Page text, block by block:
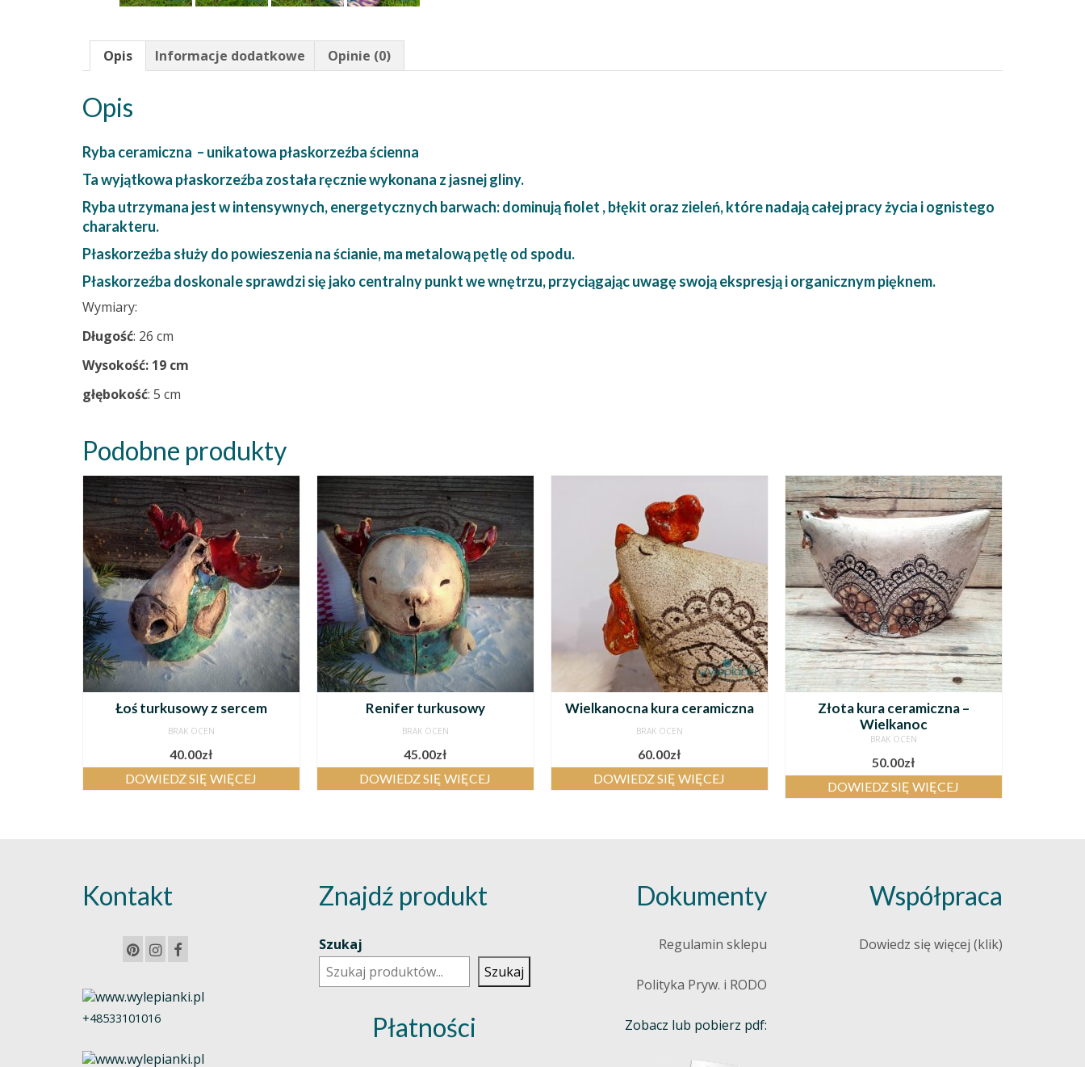
Opis Informacje dodatkowe Opinie (0)
Opis
Ryba ceramiczna – unikatowa płaskorzeźba ścienna
Ta wyjątkowa płaskorzeźba została ręcznie wykonana z jasnej gliny.
Ryba utrzymana jest w intensywnych, energetycznych barwach: dominują fiolet , błękit oraz zieleń, które nadają całej pracy życia i ognistego
charakteru.
Płaskorzeźba służy do powieszenia na ścianie, ma metalową pętlę od spodu.
Płaskorzeźba doskonale sprawdzi się jako centralny punkt we wnętrzu, przyciągając uwagę swoją ekspresją i organicznym pięknem.
Wymiary:
Długość: 26 cm
Wysokość: 19 cm
głębokość: 5 cm
Podobne produkty
Łoś turkusowy z sercem
BRAK OCEN
40.00zł
DOWIEDZ SIĘ WIĘCEJ
Renifer turkusowy
BRAK OCEN
45.00zł
DOWIEDZ SIĘ WIĘCEJ
Wielkanocna kura ceramiczna
BRAK OCEN
60.00zł
DOWIEDZ SIĘ WIĘCEJ
Złota kura ceramiczna –
Wielkanoc
BRAK OCEN
50.00zł
DOWIEDZ SIĘ WIĘCEJ
Kontakt
+48533101016
Znajdź produkt
Szukaj
Szukaj
Płatności
Dokumenty
Regulamin sklepu
Polityka Pryw. i RODO
Zobacz lub pobierz pdf:
Współpraca
Dowiedz się więcej (klik)